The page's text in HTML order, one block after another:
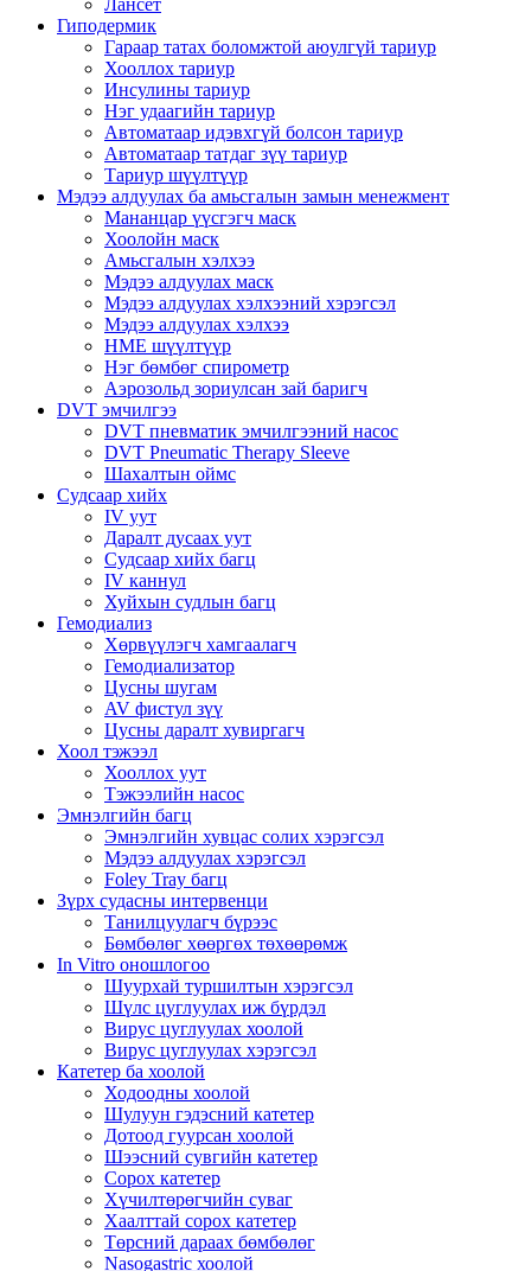
Гиподермик
Гараар татах боломжтой аюулгүй тариур
Хооллох тариур
Инсулины тариур
Нэг удаагийн тариур
Автоматаар идэвхгүй болсон тариур
Автоматаар татдаг зүү тариур
Тариур шүүлтүүр
Мэдээ алдуулах ба амьсгалын замын менежмент
Мананцар үүсгэгч маск
Хоолойн маск
Амьсгалын хэлхээ
Мэдээ алдуулах маск
Мэдээ алдуулах хэлхээний хэрэгсэл
Мэдээ алдуулах хэлхээ
HME шүүлтүүр
Нэг бөмбөг спирометр
Аэрозольд зориулсан зай баригч
DVT эмчилгээ
DVT пневматик эмчилгээний насос
DVT Pneumatic Therapy Sleeve
Шахалтын оймс
Судсаар хийх
IV уут
Даралт дусаах уут
Судсаар хийх багц
IV каннул
Хуйхын судлын багц
Гемодиализ
Хөрвүүлэгч хамгаалагч
Гемодиализатор
Цусны шугам
AV фистул зүү
Цусны даралт хувиргагч
Хоол тэжээл
Хооллох уут
Тэжээлийн насос
Эмнэлгийн багц
Эмнэлгийн хувцас солих хэрэгсэл
Мэдээ алдуулах хэрэгсэл
Foley Tray багц
Зүрх судасны интервенци
Танилцуулагч бүрээс
Бөмбөлөг хөөргөх төхөөрөмж
In Vitro оношлогоо
Шуурхай туршилтын хэрэгсэл
Шүлс цуглуулах иж бүрдэл
Вирус цуглуулах хоолой
Вирус цуглуулах хэрэгсэл
Катетер ба хоолой
Ходоодны хоолой
Шулуун гэдэсний катетер
Дотоод гуурсан хоолой
Шээсний сувгийн катетер
Сорох катетер
Хүчилтөрөгчийн суваг
Хаалттай сорох катетер
Төрсний дараах бөмбөлөг
Nasogastric хоолой